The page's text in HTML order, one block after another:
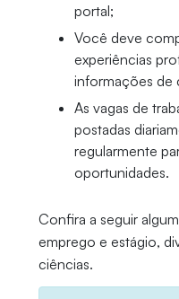
portal;
Você deve
experiências
informações de
As vagas de
postadas
regularmente
oportunidades.
Confira a seguir
emprego e estágio,
ciências.